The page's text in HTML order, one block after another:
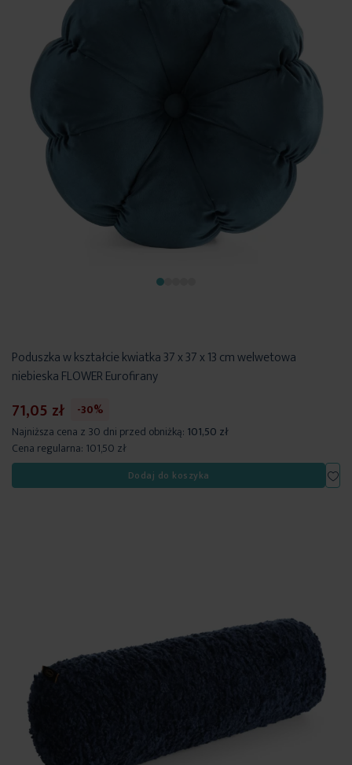
Poduszka w kształcie kwiatka 37 x 37 x 13 cm welwetowa
niebieska FLOWER Eurofirany
71,05 zł
-30%
Najniższa cena z 30 dni przed obniżką: 101,50 zł
Cena regularna: 101,50 zł
Dodaj do koszyka